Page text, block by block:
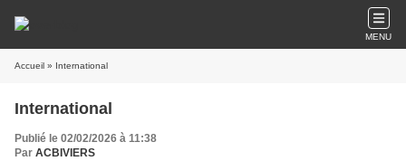
MENU
Accueil » International
International
Publié le 02/02/2026 à 11:38
Par ACBIVIERS